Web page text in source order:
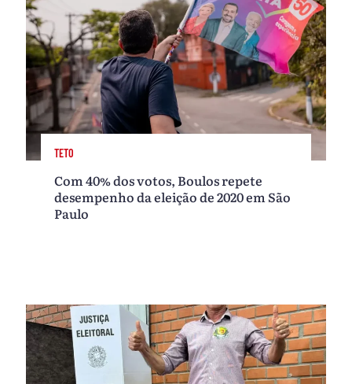
TETO
Com 40% dos votos, Boulos repete
desempenho da eleição de 2020 em São
Paulo